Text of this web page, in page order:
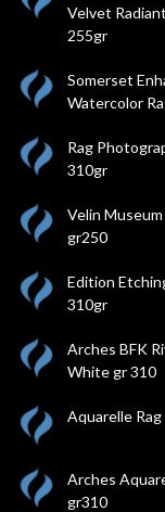
Velvet
255gr
Somerset
Watercolor
Rag
310gr
Velin Museum
gr250
Edition
310gr
Arches BFK
White gr 310
Aquarelle
Arches
gr310